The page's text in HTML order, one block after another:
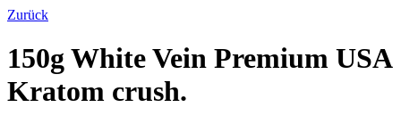
Zurück
150g White Vein Premium USA
Kratom crush.